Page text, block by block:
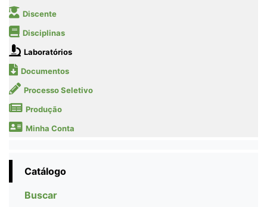
Discente
Disciplinas
Laboratórios
Documentos
Processo Seletivo
Produção
Minha Conta
Catálogo
Buscar